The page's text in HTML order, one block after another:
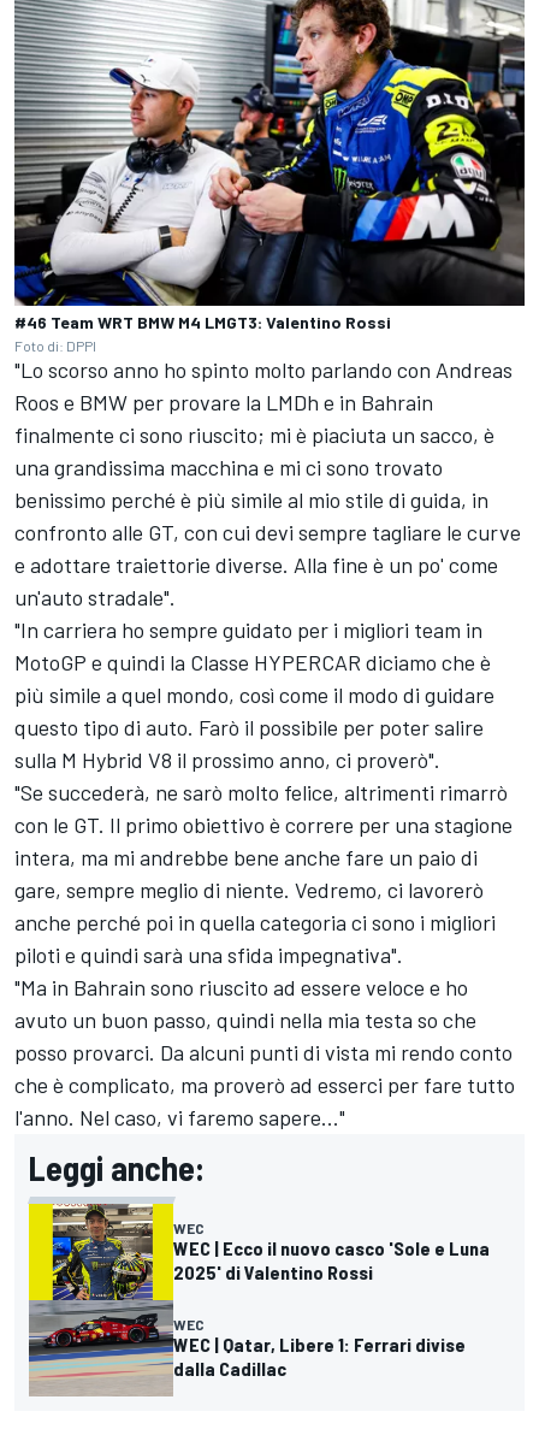
#46 Team WRT BMW M4 LMGT3: Valentino Rossi
Foto di: DPPI
"Lo scorso anno ho spinto molto parlando con Andreas
Roos e BMW per provare la LMDh e in Bahrain
finalmente ci sono riuscito; mi è piaciuta un sacco, è
una grandissima macchina e mi ci sono trovato
benissimo perché è più simile al mio stile di guida, in
confronto alle GT, con cui devi sempre tagliare le curve
e adottare traiettorie diverse. Alla fine è un po' come
un'auto stradale".
"In carriera ho sempre guidato per i migliori team in
MotoGP e quindi la Classe HYPERCAR diciamo che è
più simile a quel mondo, così come il modo di guidare
questo tipo di auto. Farò il possibile per poter salire
sulla M Hybrid V8 il prossimo anno, ci proverò".
"Se succederà, ne sarò molto felice, altrimenti rimarrò
con le GT. Il primo obiettivo è correre per una stagione
intera, ma mi andrebbe bene anche fare un paio di
gare, sempre meglio di niente. Vedremo, ci lavorerò
anche perché poi in quella categoria ci sono i migliori
piloti e quindi sarà una sfida impegnativa".
"Ma in Bahrain sono riuscito ad essere veloce e ho
avuto un buon passo, quindi nella mia testa so che
posso provarci. Da alcuni punti di vista mi rendo conto
che è complicato, ma proverò ad esserci per fare tutto
l'anno. Nel caso, vi faremo sapere..."
Leggi anche:
WEC
WEC | Ecco il nuovo casco 'Sole e Luna
2025' di Valentino Rossi
WEC
WEC | Qatar, Libere 1: Ferrari divise
dalla Cadillac